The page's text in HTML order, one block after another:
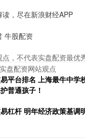
，尽在新浪财经APP
牛股配资
，不代表实盘配资最优
盘配资网站观点
平台排名 上海最牛中学
普通孩子！
杠杆 明年经济政策基调